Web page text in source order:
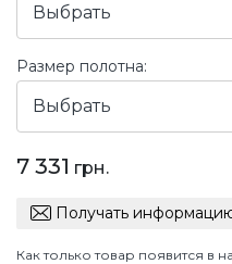
Выбрать
Размер полотна:
Выбрать
7 331 грн.
Получать
Как только товар появится в